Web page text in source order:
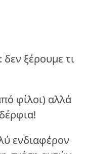
δεν ξέρουμε τι
φίλοι) αλλά
ενδιαφέρον